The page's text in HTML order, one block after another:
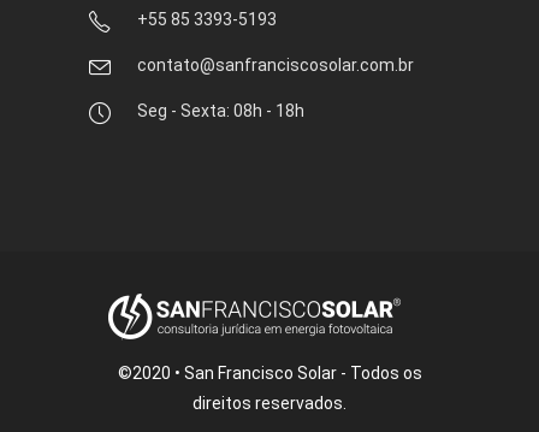
+55 85 3393-5193
contato@sanfranciscosolar.com.br
Seg - Sexta: 08h - 18h
©2020 • San Francisco Solar - Todos os
direitos reservados.